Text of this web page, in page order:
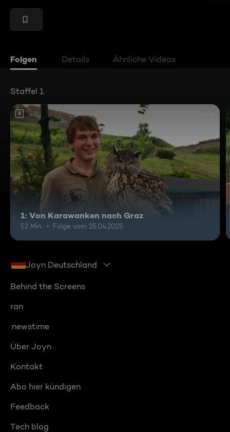
Folgen Details Ähnliche Videos
Staffel 1
0
1: Von Karawanken nach Graz
52 Min. Folge vom 25.04.2025
Joyn Deutschland
Behind the Screens
ran
:newstime
Über Joyn
Kontakt
Abo hier kündigen
Feedback
Tech blog